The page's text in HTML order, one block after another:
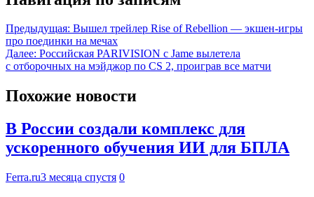
Предыдущая: Вышел трейлер Rise of Rebellion — экшен-игры
про поединки на мечах
Далее: Российская PARIVISION с Jame вылетела
с отборочных на мэйджор по CS 2, проиграв все матчи
Похожие новости
В России создали комплекс для
ускоренного обучения ИИ для БПЛА
Ferra.ru3 месяца спустя 0